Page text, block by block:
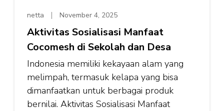
netta November 4, 2025
Aktivitas Sosialisasi Manfaat
Cocomesh di Sekolah dan Desa
Indonesia memiliki kekayaan alam yang
melimpah, termasuk kelapa yang bisa
dimanfaatkan untuk berbagai produk
bernilai. Aktivitas Sosialisasi Manfaat